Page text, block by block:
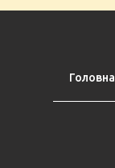
Головна